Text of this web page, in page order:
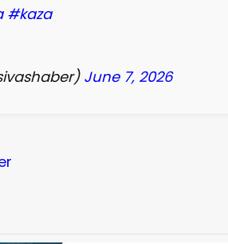
#kaza
June 7, 2026